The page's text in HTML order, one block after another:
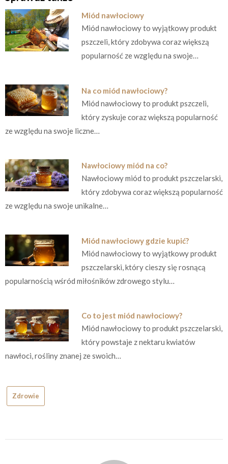
Miód nawłociowy
Miód nawłociowy to wyjątkowy produkt
pszczeli, który zdobywa coraz większą
popularność ze względu na swoje…
Na co miód nawłociowy?
Miód nawłociowy to produkt pszczeli,
który zyskuje coraz większą popularność
ze względu na swoje liczne…
Nawłociowy miód na co?
Nawłociowy miód to produkt pszczelarski,
który zdobywa coraz większą popularność
ze względu na swoje unikalne…
Miód nawłociowy gdzie kupić?
Miód nawłociowy to wyjątkowy produkt
pszczelarski, który cieszy się rosnącą
popularnością wśród miłośników zdrowego stylu…
Co to jest miód nawłociowy?
Miód nawłociowy to produkt pszczelarski,
który powstaje z nektaru kwiatów
nawłoci, rośliny znanej ze swoich…
Zdrowie